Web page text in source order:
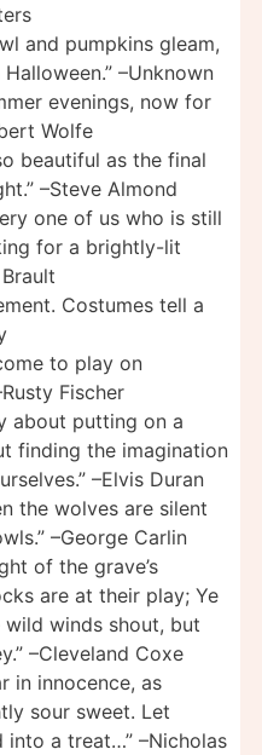
and pumpkins gleam,
–Unknown
evenings, now for
Wolfe
beautiful as the final
–Steve Almond
one of us who is still
for a brightly-lit
Costumes tell a
to play on
Fischer
about putting on a
finding the imagination
–Elvis Duran
the wolves are silent
–George Carlin
of the grave’s
are at their play; Ye
winds shout, but
–Cleveland Coxe
in innocence, as
sour sweet. Let
into a treat…” –Nicholas